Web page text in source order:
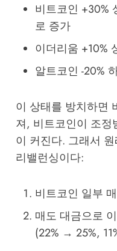
비트코인 +30%
로 증가
이더리움 +10%
알트코인 -20%
이 상태를 방치하면
져, 비트코인이 조정
이 커진다. 그래서
리밸런싱이다:
비트코인 일부
매도 대금으로
(22% → 25%,